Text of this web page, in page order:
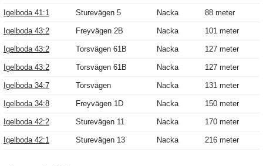
Igelboda 41:1 Sturevägen 5 Nacka 88 meter
Igelboda 43:2 Freyvägen 2B Nacka 101 meter
Igelboda 43:2 Torsvägen 61B Nacka 127 meter
Igelboda 43:2 Torsvägen 61B Nacka 127 meter
Igelboda 34:7 Torsvägen Nacka 131 meter
Igelboda 34:8 Freyvägen 1D Nacka 150 meter
Igelboda 42:2 Sturevägen 11 Nacka 170 meter
Igelboda 42:1 Sturevägen 13 Nacka 216 meter